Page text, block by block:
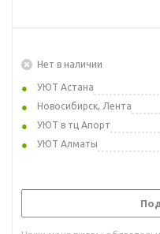
Нет в наличии
УЮТ Астана
Новосибирск, Лента
УЮТ в тц Апорт
УЮТ Алматы